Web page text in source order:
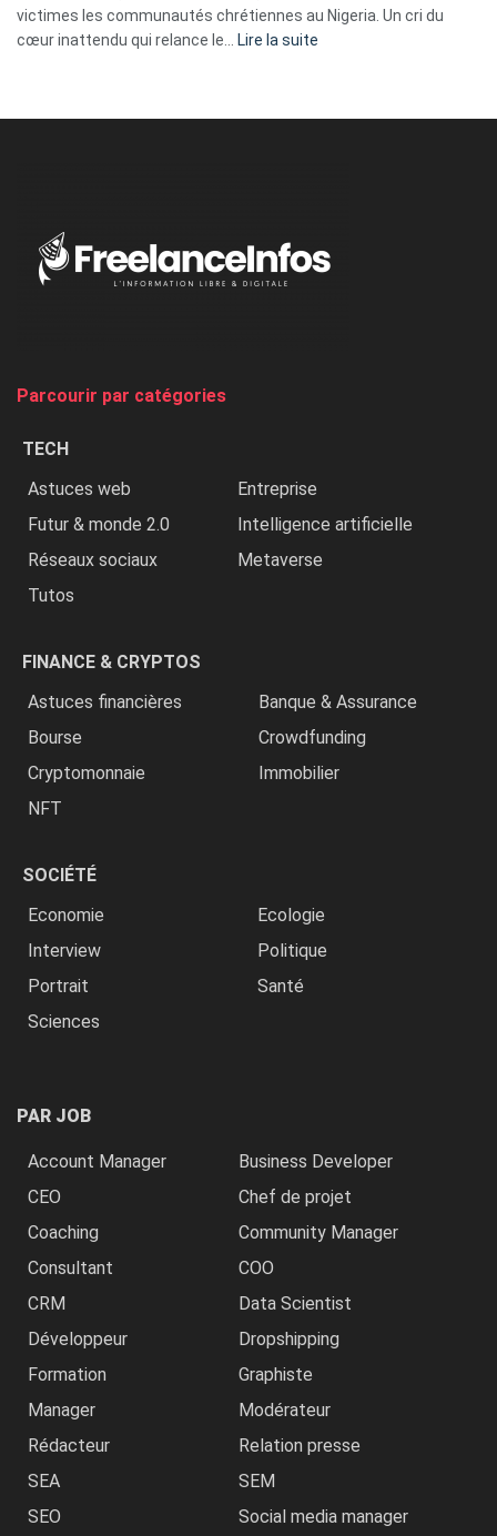
victimes les communautés chrétiennes au Nigeria. Un cri du
cœur inattendu qui relance le… Lire la suite
Nigeria,
Parcourir par catégories
TECH
Astuces web
Entreprise
Futur & monde 2.0
Intelligence artificielle
Réseaux sociaux
Metaverse
Tutos
FINANCE & CRYPTOS
Astuces financières
Banque & Assurance
Bourse
Crowdfunding
Cryptomonnaie
Immobilier
NFT
SOCIÉTÉ
Economie
Ecologie
Interview
Politique
Portrait
Santé
Sciences
PAR JOB
Account Manager
Business Developer
CEO
Chef de projet
Coaching
Community Manager
Consultant
COO
CRM
Data Scientist
Développeur
Dropshipping
Formation
Graphiste
Manager
Modérateur
Rédacteur
Relation presse
SEA
SEM
SEO
Social media manager